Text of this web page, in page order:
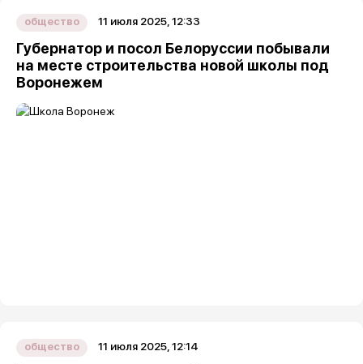
общество 11 июля 2025, 12:33
Губернатор и посол Белоруссии побывали
на месте строительства новой школы под
Воронежем
общество 11 июля 2025, 12:14